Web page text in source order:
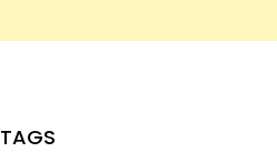
TAGS